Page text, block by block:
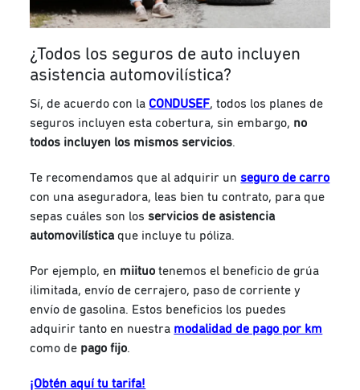
¿Todos los seguros de auto incluyen
asistencia automovilística?
Sí, de acuerdo con la CONDUSEF, todos los planes de
seguros incluyen esta cobertura, sin embargo, no
todos incluyen los mismos servicios.
Te recomendamos que al adquirir unseguro de carro
con una aseguradora, leas bien tu contrato, para que
sepas cuáles son losservicios de asistencia
automovilística que incluye tu póliza.
Por ejemplo, en miituo tenemos el beneficio de grúa
ilimitada, envío de cerrajero, paso de corriente y
envío de gasolina. Estos beneficios los puedes
adquirir tanto en nuestra modalidad de pago por km
como de pago fijo.
¡Obtén aquí tu tarifa!